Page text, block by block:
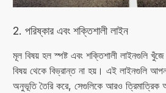
2. পরিষ্কার এবং শক্তিশালী লাইন
মূল বিষয় হল স্পষ্ট এবং শক্তিশালী লাইনগুলি
বিষয় থেকে বিভ্রান্ত না হয়। এই লাইনগুলি
অনুভূতি তৈরি করে, সেগুলিকে আরও ত্রিমাত্রিক